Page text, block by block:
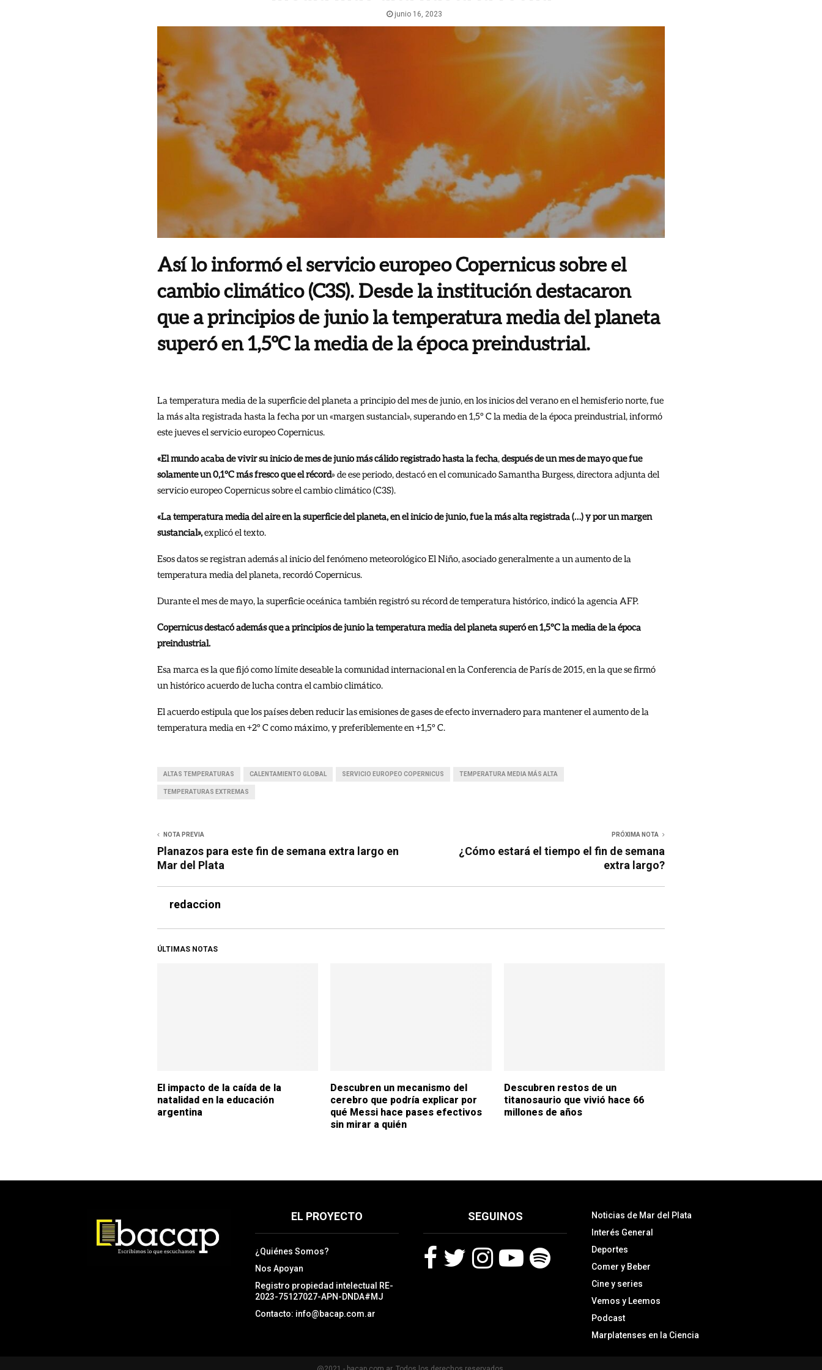
junio 16, 2023
Así lo informó elservicio europeo Copernicus sobre el
cambio climático (C3S). Desde la institución destacaron
que a principios de junio la temperatura media del planeta
superó en 1,5ºC la media de la época preindustrial.
La temperatura media de la superficie del planeta a principio del mes de junio, en los inicios del verano en el hemisferio norte, fue
la más alta registrada hasta la fecha por un «margen sustancial», superando en 1,5º C la media de la época preindustrial, informó
este jueves el servicio europeo Copernicus.
«El mundo acaba de vivir su inicio de mes de junio más cálido registrado hasta la fecha,después de un mes de mayo que fue
solamente un 0,1°C más fresco que el récord» de ese periodo, destacó en el comunicado Samantha Burgess, directora adjunta del
servicio europeo Copernicus sobre el cambio climático (C3S).
«La temperatura media del aire en la superficie del planeta, en el inicio de junio, fue la más alta registrada (…) y por un margen
sustancial»,explicó el texto.
Esos datos se registran además al inicio del fenómeno meteorológico El Niño, asociado generalmente a un aumento de la
temperatura media del planeta, recordó Copernicus.
Durante el mes de mayo, la superficie oceánica también registró su récord de temperatura histórico, indicó la agencia AFP.
Copernicus destacó además que a principios de junio la temperatura media del planeta superó en 1,5ºC la media de la época
preindustrial.
Esa marca es la que fijó como límite deseable la comunidad internacional en la Conferencia de París de 2015, en la que se firmó
un histórico acuerdo de lucha contra el cambio climático.
El acuerdo estipula que los países deben reducir las emisiones de gases de efecto invernadero para mantener el aumento de la
temperatura media en +2º C como máximo, y preferiblemente en +1,5º C.
ALTAS TEMPERATURAS CALENTAMIENTO GLOBAL SERVICIO EUROPEO COPERNICUS TEMPERATURA MEDIA MÁS ALTA
TEMPERATURAS EXTREMAS
NOTA PREVIA
Planazos para este fin de semana extra largo en
Mar del Plata
PRÓXIMA NOTA
¿Cómo estará el tiempo el fin de semana
extra largo?
redaccion
ÚLTIMAS NOTAS
El impacto de la caída de la
natalidad en la educación
argentina
Descubren un mecanismo del
cerebro que podría explicar por
qué Messi hace pases efectivos
sin mirar a quién
Descubren restos de un
titanosaurio que vivió hace 66
millones de años
EL PROYECTO
¿Quiénes Somos?
Nos Apoyan
Registro propiedad intelectual RE-
2023-75127027-APN-DNDA#MJ
Contacto: info@bacap.com.ar
SEGUINOS
k
a
Noticias de Mar del Plata
Interés General
Deportes
Comer y Beber
Cine y series
Vemos y Leemos
Podcast
Marplatenses en la Ciencia